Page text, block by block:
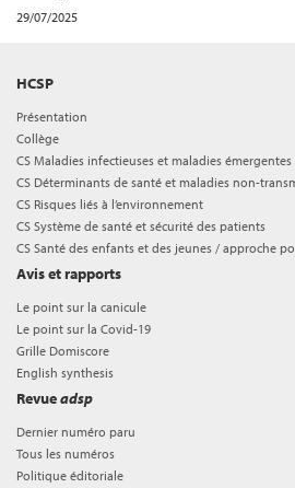
29/07/2025
HCSP
Présentation
Collège
CS Maladies infectieuses et maladies émergentes
CS Déterminants de santé et maladies non-
CS Risques liés à l’environnement
CS Système de santé et sécurité des patients
CS Santé des enfants et des jeunes / approche
Avis et rapports
Le point sur la canicule
Le point sur la Covid-19
Grille Domiscore
English synthesis
Revueadsp
Dernier numéro paru
Tous les numéros
Politique éditoriale